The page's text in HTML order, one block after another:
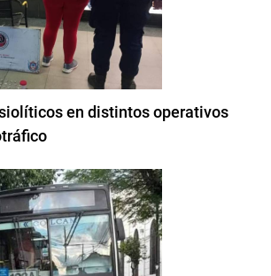
en distintos operativos